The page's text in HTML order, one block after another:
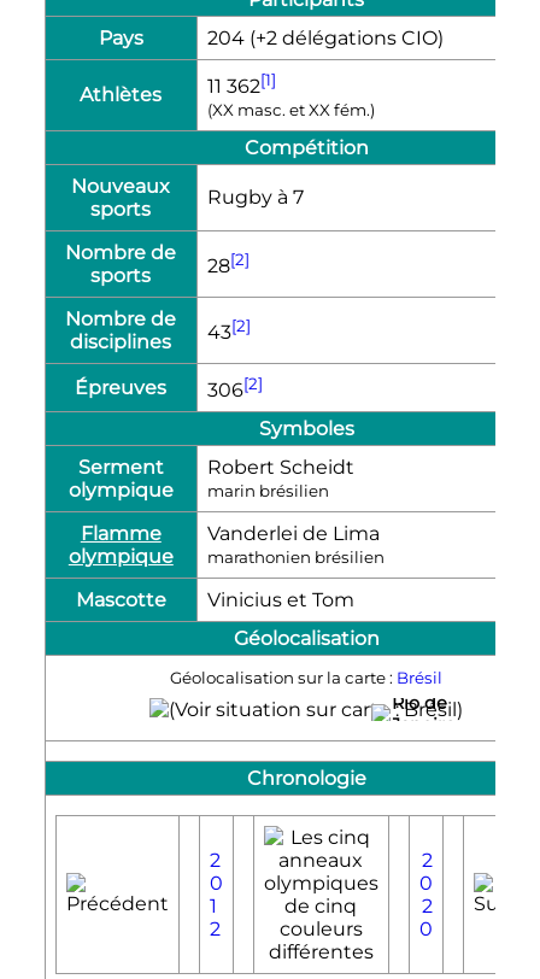
Pays
204 (+2 délégations CIO)
Athlètes 11 362[1]
(XX masc. et XX fém.)
Compétition
Nouveaux
sports
Rugby à 7
Nombre de
sports
28[2]
Nombre de
disciplines
43[2]
Épreuves 306[2]
Symboles
Serment
olympique
Robert Scheidt
marin brésilien
Flamme
olympique
Vanderlei de Lima
marathonien brésilien
Mascotte
Vinicius et Tom
Géolocalisation
Géolocalisation sur la carte : Brésil
Rio de
Janeiro
Chronologie
2
0
1
2
2
0
2
0